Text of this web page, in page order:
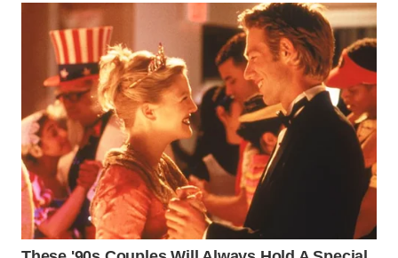
WN
MANDALIKA
WN
LIKUPANG
WN
LABUANBAJO
WN
BORNEO